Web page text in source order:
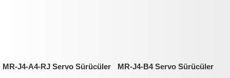
MR-J4-A4-RJ Servo Sürücüler MR-J4-B4 Servo Sürücüler